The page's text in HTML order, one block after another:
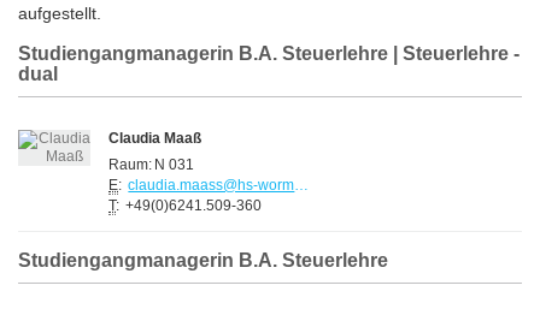
aufgestellt.
Studiengangmanagerin B.A. Steuerlehre | Steuerlehre -
dual
Claudia Maaß
Raum: N 031
E:
claudia.maass@hs-worms.de
T: +49(0)6241.509-360
Studiengangmanagerin B.A. Steuerlehre